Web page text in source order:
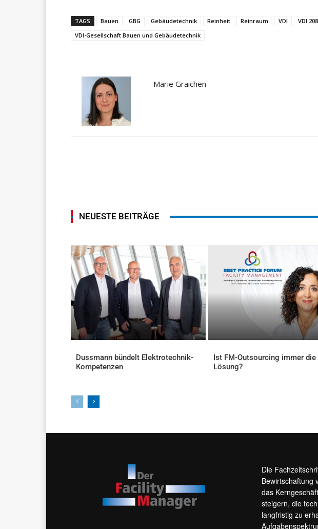
TAGS Bauen GBG Gebäudetechnik Reinheit Reinraum VDI VDI
VDI-Gesellschaft Bauen und Gebäudetechnik
Marie Graichen
NEUESTE BEITRÄGE
Dussmann bündelt Elektrotechnik-
Kompetenzen
Ist FM-Outsourcing immer die
Lösung?
Die
Bewirtschaftung
das
steigern, die
langfristig zu